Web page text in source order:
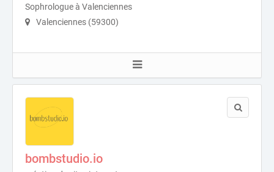
Sophrologue à Valenciennes
Valenciennes (59300)
bombstudio.io